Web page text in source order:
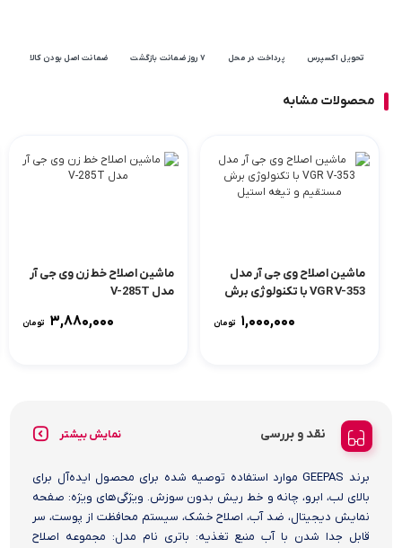
تحویل اکسپرس پرداخت در محل ۷ روز ضمانت بازگشت ضمانت اصل بودن کالا
محصولات مشابه
ماشین اصلاح وی جی آر مدل
VGR V-353 با تکنولوژی برش
1,000,000 تومان
ماشین اصلاح خط زن وی جی آر
مدل V-285T
3,880,000 تومان
نقد و بررسی نمایش بیشتر
برند GEEPAS موارد استفاده توصیه شده برای محصول ایده‌آل برای
بالای لب، ابرو، چانه و خط ریش بدون سوزش. ویژگی‌های ویژه: صفحه
نمایش دیجیتال، ضد آب، اصلاح خشک، سیستم محافظت از پوست، سر
قابل جدا شدن با آب منبع تغذیه: باتری نام مدل: مجموعه اصلاح